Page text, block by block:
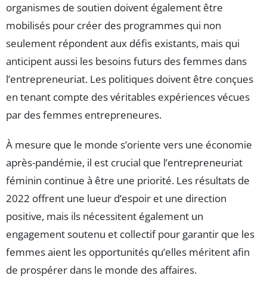
organismes de soutien doivent également être
mobilisés pour créer des programmes qui non
seulement répondent aux défis existants, mais qui
anticipent aussi les besoins futurs des femmes dans
l’entrepreneuriat. Les politiques doivent être conçues
en tenant compte des véritables expériences vécues
par des femmes entrepreneures.
À mesure que le monde s’oriente vers une économie
après-pandémie, il est crucial que l’entrepreneuriat
féminin continue à être une priorité. Les résultats de
2022 offrent une lueur d’espoir et une direction
positive, mais ils nécessitent également un
engagement soutenu et collectif pour garantir que les
femmes aient les opportunités qu’elles méritent afin
de prospérer dans le monde des affaires.